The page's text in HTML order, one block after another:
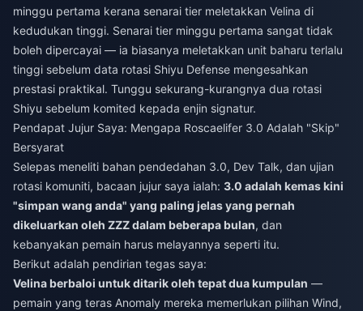
minggu pertama kerana senarai tier meletakkan Velina di
kedudukan tinggi. Senarai tier minggu pertama sangat tidak
boleh dipercayai — ia biasanya meletakkan unit baharu terlalu
tinggi sebelum data rotasi Shiyu Defense mengesahkan
prestasi praktikal. Tunggu sekurang-kurangnya dua rotasi
Shiyu sebelum komited kepada enjin signatur.
Pendapat Jujur Saya: Mengapa Roscaelifer 3.0 Adalah "Skip"
Bersyarat
Selepas meneliti bahan pendedahan 3.0, Dev Talk, dan ujian
rotasi komuniti, bacaan jujur saya ialah: 3.0 adalah kemas kini
"simpan wang anda" yang paling jelas yang pernah
dikeluarkan oleh ZZZ dalam beberapa bulan, dan
kebanyakan pemain harus melayannya seperti itu.
Berikut adalah pendirian tegas saya:
Velina berbaloi untuk ditarik oleh tepat dua kumpulan —
pemain yang teras Anomaly mereka memerlukan pilihan Wind,